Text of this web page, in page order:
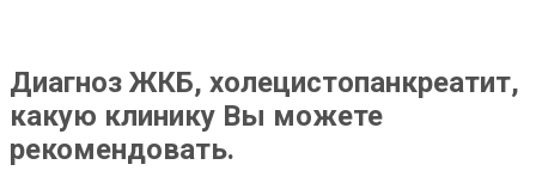
Диагноз ЖКБ, холецистопанкреатит,
какую клинику Вы можете
рекомендовать.